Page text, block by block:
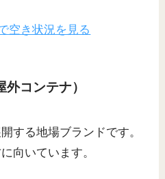
空き状況を見る
コンテナ）
する地場ブランドです。
向いています。